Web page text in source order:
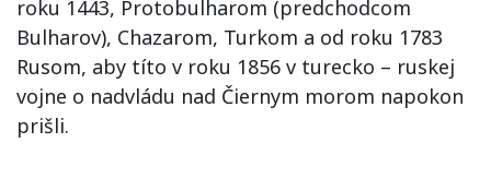
roku 1443, Protobulharom (predchodcom
Bulharov), Chazarom, Turkom a od roku 1783
Rusom, aby títo v roku 1856 v turecko – ruskej
vojne o nadvládu nad Čiernym morom napokon
prišli.